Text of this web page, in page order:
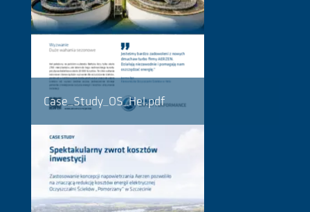
Case_Study_OS_Hel.pdf